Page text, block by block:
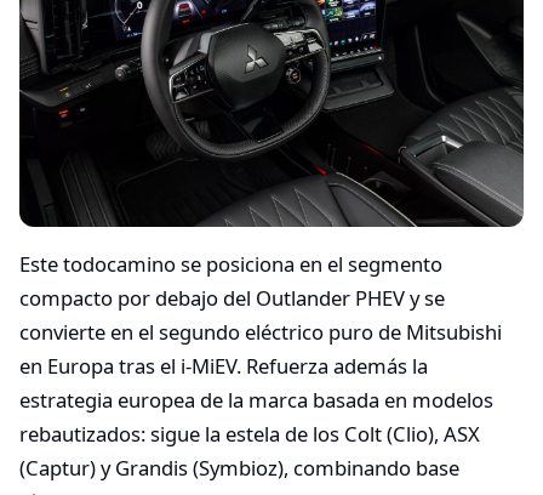
Este todocamino se posiciona en el segmento
compacto por debajo del Outlander PHEV y se
convierte en el segundo eléctrico puro de Mitsubishi
en Europa tras el i‑MiEV. Refuerza además la
estrategia europea de la marca basada en modelos
rebautizados: sigue la estela de los Colt (Clio), ASX
(Captur) y Grandis (Symbioz), combinando base